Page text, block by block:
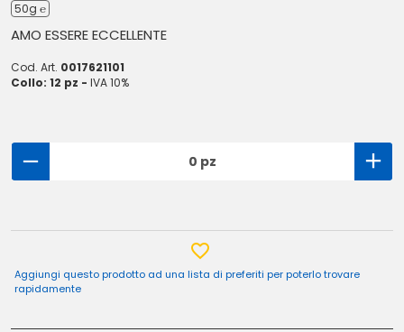
50g ℮
AMO ESSERE ECCELLENTE
Cod. Art. 0017621101
Collo: 12 pz - IVA 10%
0 pz
Aggiungi questo prodotto ad una lista di preferiti per poterlo trovare
rapidamente